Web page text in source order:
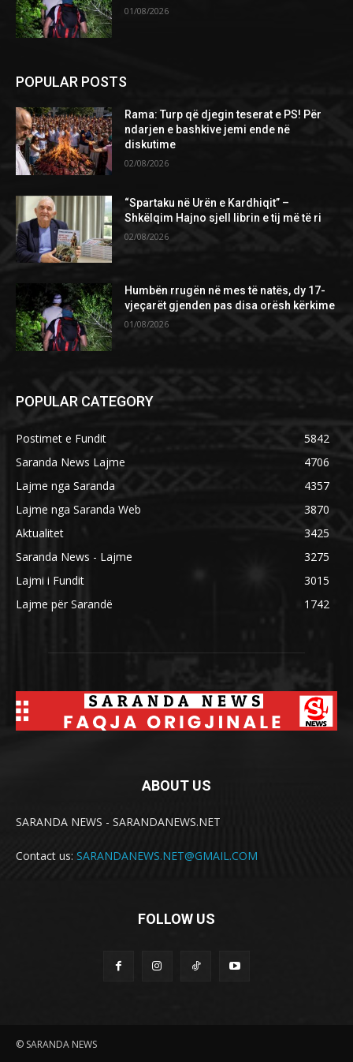
01/08/2026
POPULAR POSTS
Rama: Turp që djegin teserat e PS! Për
ndarjen e bashkive jemi ende në
diskutime
02/08/2026
“Spartaku në Urën e Kardhiqit” –
Shkëlqim Hajno sjell librin e tij më të ri
02/08/2026
Humbën rrugën në mes të natës, dy 17-
vjeçarët gjenden pas disa orësh kërkime
01/08/2026
POPULAR CATEGORY
Postimet e Fundit
5842
Saranda News Lajme
4706
Lajme nga Saranda
4357
Lajme nga Saranda Web
3870
Aktualitet
3425
Saranda News - Lajme
3275
Lajmi i Fundit
3015
Lajme për Sarandë
1742
ABOUT US
SARANDA NEWS - SARANDANEWS.NET
Contact us: SARANDANEWS.NET@GMAIL.COM
FOLLOW US
© SARANDA NEWS